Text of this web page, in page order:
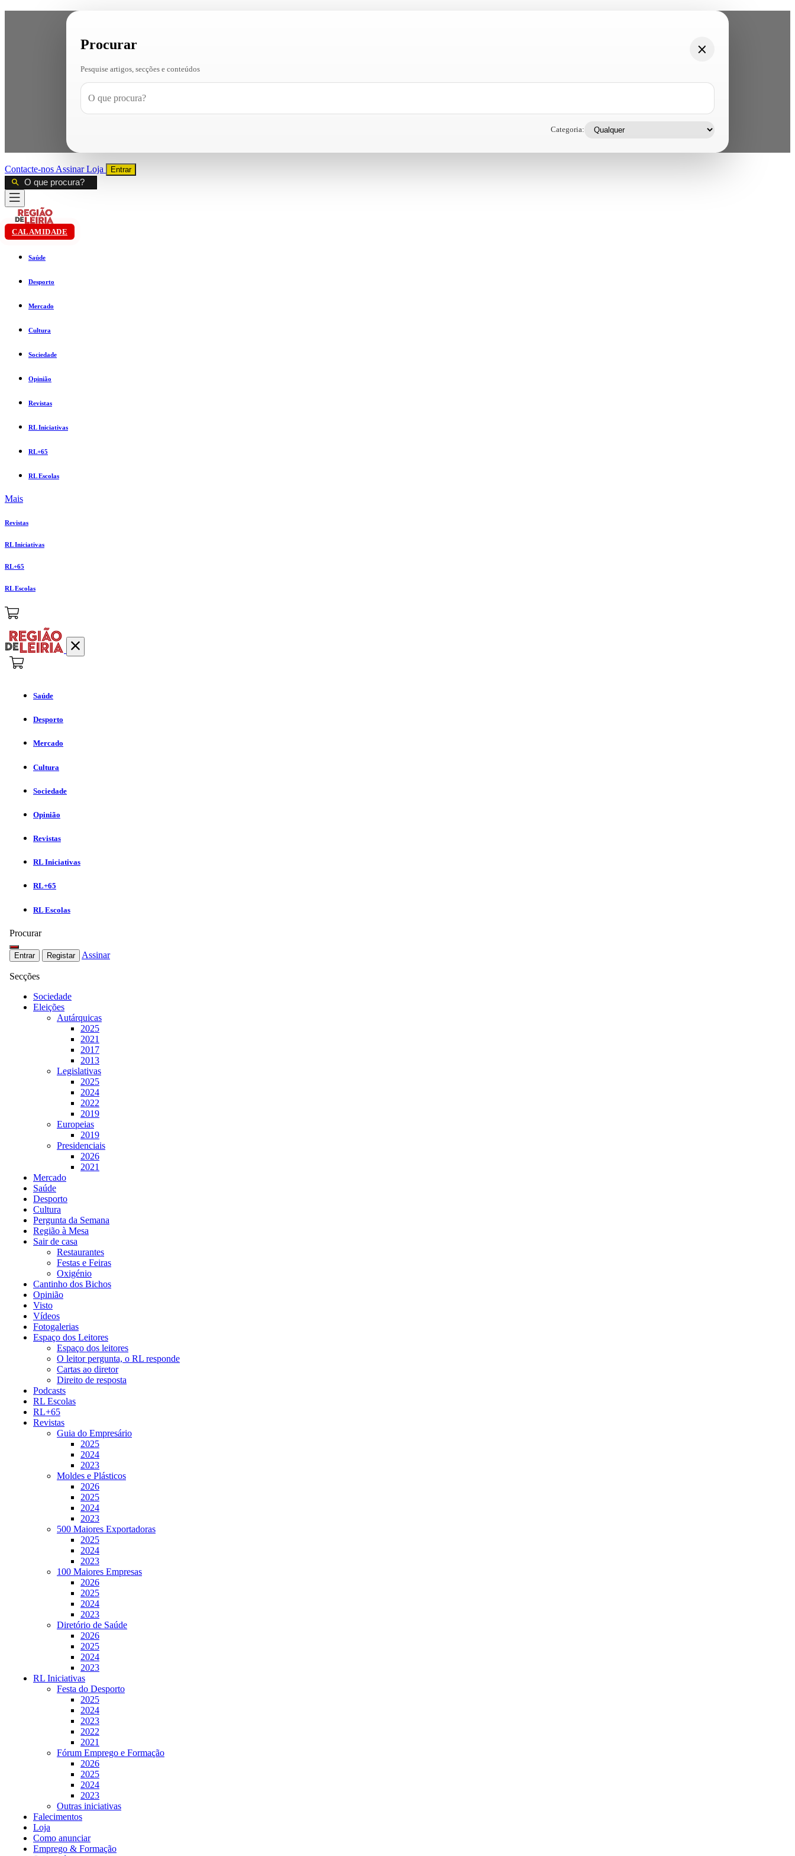
Procurar
Pesquise artigos, secções e conteúdos
Categoria:
Contacte-nos AssinarLoja Entrar
CALAMIDADE
Saúde
Desporto
Mercado
Cultura
Sociedade
Opinião
Revistas
RL Iniciativas
RL+65
RL Escolas
Mais
Revistas
RL Iniciativas
RL+65
RL Escolas
Saúde
Desporto
Mercado
Cultura
Sociedade
Opinião
Revistas
RL Iniciativas
RL+65
RL Escolas
Procurar
Entrar Registar Assinar
Secções
Sociedade
Eleições
Autárquicas
2025
2021
2017
2013
Legislativas
2025
2024
2022
2019
Europeias
2019
Presidenciais
2026
2021
Mercado
Saúde
Desporto
Cultura
Pergunta da Semana
Região à Mesa
Sair de casa
Restaurantes
Festas e Feiras
Oxigénio
Cantinho dos Bichos
Opinião
Visto
Vídeos
Fotogalerias
Espaço dos Leitores
Espaço dos leitores
O leitor pergunta, o RL responde
Cartas ao diretor
Direito de resposta
Podcasts
RL Escolas
RL+65
Revistas
Guia do Empresário
2025
2024
2023
Moldes e Plásticos
2026
2025
2024
2023
500 Maiores Exportadoras
2025
2024
2023
100 Maiores Empresas
2026
2025
2024
2023
Diretório de Saúde
2026
2025
2024
2023
RL Iniciativas
Festa do Desporto
2025
2024
2023
2022
2021
Fórum Emprego e Formação
2026
2025
2024
2023
Outras iniciativas
Falecimentos
Loja
Como anunciar
Emprego & Formação